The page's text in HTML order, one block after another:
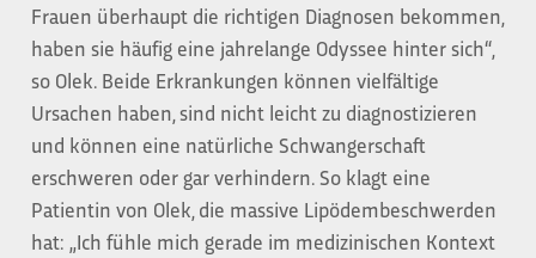
Frauen überhaupt die richtigen Diagnosen bekommen,
haben sie häufig eine jahrelange Odyssee hinter sich“,
so Olek. Beide Erkrankungen können vielfältige
Ursachen haben, sind nicht leicht zu diagnostizieren
und können eine natürliche Schwangerschaft
erschweren oder gar verhindern. So klagt eine
Patientin von Olek, die massive Lipödembeschwerden
hat: „Ich fühle mich gerade im medizinischen Kontext